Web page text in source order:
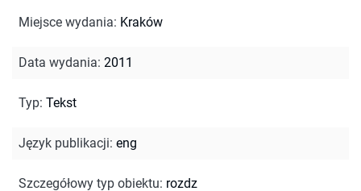
Miejsce wydania: Kraków
Data wydania: 2011
Typ: Tekst
Język publikacji: eng
Szczegółowy typ obiektu: rozdz